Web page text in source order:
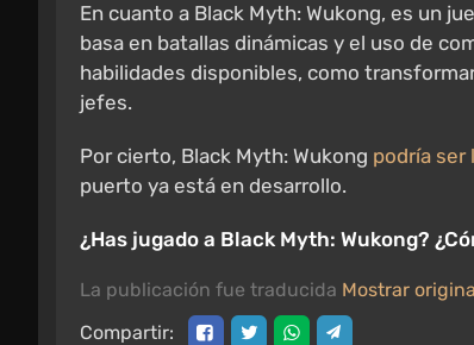
En cuanto a Black Myth: Wukong, es un
basa en batallas dinámicas y el uso de
habilidades disponibles, como
jefes.
Por cierto, Black Myth: Wukong podría ser
puerto ya está en desarrollo.
¿Has jugado a Black Myth: Wukong?
La publicación fue traducida Mostrar
Compartir: